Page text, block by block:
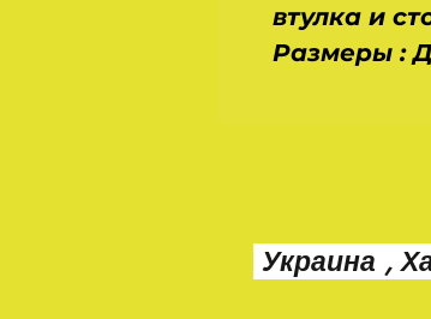
втулка и
Размеры :
Украина ,